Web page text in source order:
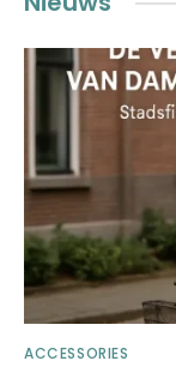
ACCESSORIES